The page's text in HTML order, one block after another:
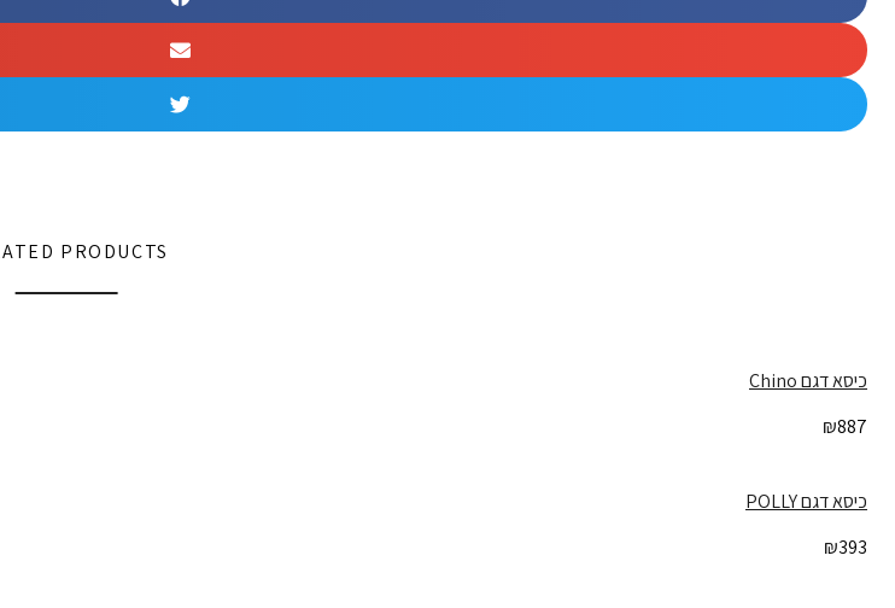
PRODUCTS
כיסא דגם Chino
₪887
כיסא דגם POLLY
₪393